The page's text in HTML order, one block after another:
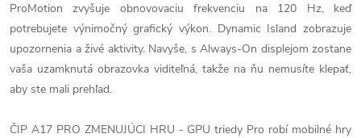
ProMotion zvyšuje obnovovaciu frekvenciu na 120 Hz, keď
potrebujete výnimočný grafický výkon. Dynamic Island zobrazuje
upozornenia a živé aktivity. Navyše, s Always-On displejom zostane
vaša uzamknutá obrazovka viditeľná, takže na ňu nemusíte klepať,
aby ste mali prehľad.
ČIP A17 PRO ZMENUJÚCI HRU - GPU triedy Pro robí mobilné hry